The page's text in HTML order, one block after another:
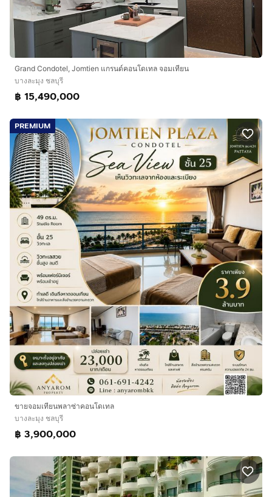
Grand Condotel, Jomtien แกรนด์คอนโดเทล จอมเทียน
บางละมุง ชลบุรี
฿ 15,490,000
PREMIUM
ขายจอมเทียนพลาซ่าคอนโดเทล
บางละมุง ชลบุรี
฿ 3,900,000